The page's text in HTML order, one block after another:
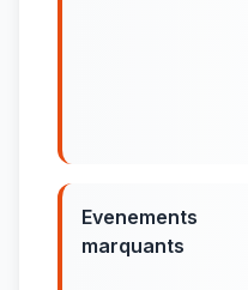
Evenements
marquants